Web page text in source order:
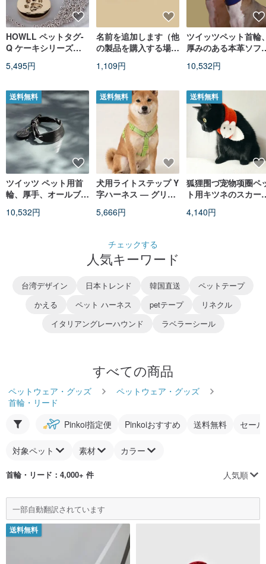
HOWLL ペットタグ-
Q ケーキシリーズ
【フットスタイル】
5,495円
ツイッツ ペット用首
輪、厚手、オールブラ
ック、本革ソフトレザ
ー、名前刻印入り、幅
広の犬用首輪。
10,532円
名前を追加します（他
の製品を購入する場合
にのみこれを選択して
ください）
1,109円
犬用ライトステップ Y
字ハーネス — グリー
ン
5,666円
ツイッツペット首輪
厚みのある本革ソフ
レザー、名前刻印入
り、ウィペット犬用
輪。
10,532円
狐狸围づ宠物项圈ペ
ト用キツネのスカー
猫用首輪犬用ペット
スカーフ用ネックウ
ア
4,140円
人気キーワード
日本トレンド 韓国直送
かえる
ペット ハーネス petテープ
リネクル
イタリアングレーハウンド
ラベラーシール
ペットウェア・グッズ
対象ペット 素材 カラー
首輪・リード ：4,000+ 件
送料無料